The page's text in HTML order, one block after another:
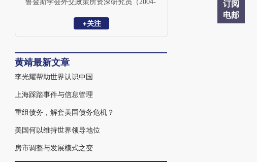
订阅
电邮
鲁金斯学会外交政策所资深研究员（2004-
94）、犹他州立大学（1994-2002）及斯坦
+关注
黄靖最新文章
李光耀帮助世界认识中国
上海踩踏事件与信息管理
重组债务，解套美国债务危机？
美国何以维持世界领导地位
房市调整与发展模式之变